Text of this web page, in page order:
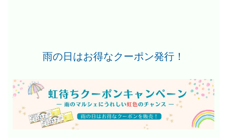
雨の日はお得なクーポン発行！